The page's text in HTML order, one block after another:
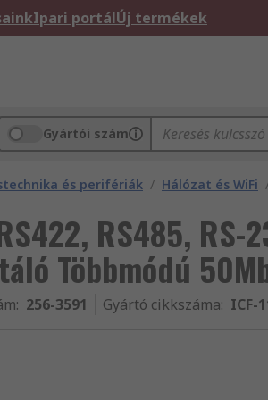
Ipari portálÚj termékek
Gyártói szám
és perifériák / Hálózat és WiFi
RS485,
Többmódú
: 256-3591 Gyártó cikkszáma: ICF-